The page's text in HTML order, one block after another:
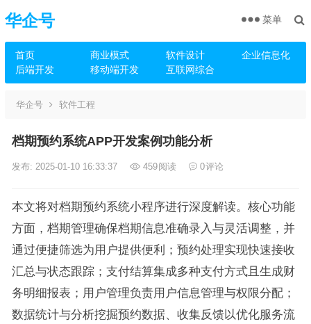
华企号
首页 商业模式 软件设计
企业信息化
后端开发
移动端开发 互联网综合
菜单
华企号 软件工程
档期预约系统APP开发案例功能分析
发布: 2025-01-10 16:33:37 459阅读 0评论
本文将对档期预约系统小程序进行深度解读。核心功能
方面，档期管理确保档期信息准确录入与灵活调整，并
通过便捷筛选为用户提供便利；预约处理实现快速接收
汇总与状态跟踪；支付结算集成多种支付方式且生成财
务明细报表；用户管理负责用户信息管理与权限分配；
数据统计与分析挖掘预约数据、收集反馈以优化服务流